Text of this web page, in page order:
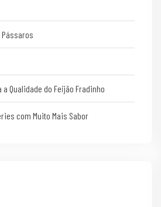
Pássaros
a Qualidade do Feijão Fradinho
com Muito Mais Sabor